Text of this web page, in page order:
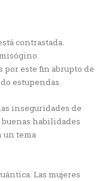
contrastada.
por este fin abrupto de
estupendas.
inseguridades de
buenas habilidades
un tema
Las mujeres